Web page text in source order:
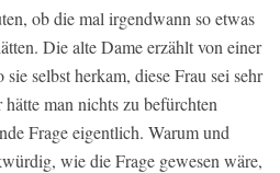
ob die mal irgendwann so etwas
Die alte Dame erzählt von einer
selbst herkam, diese Frau sei sehr
man nichts zu befürchten
Frage eigentlich. Warum und
wie die Frage gewesen wäre,